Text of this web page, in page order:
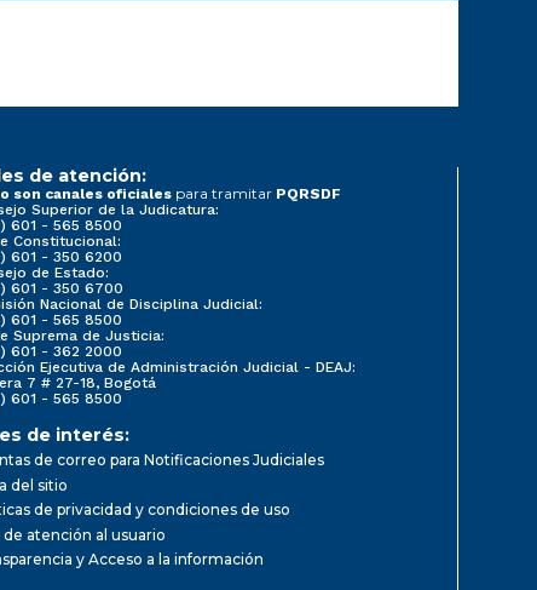
de atención:
son canales oficiales para tramitar PQRSDF
Superior de la Judicatura:
601 - 565 8500
Constitucional:
601 - 350 6200
de Estado:
601 - 350 6700
Nacional de Disciplina Judicial:
601 - 565 8500
Suprema de Justicia:
601 - 362 2000
Ejecutiva de Administración Judicial - DEAJ:
7 # 27-18, Bogotá
601 - 565 8500
de interés:
de correo para Notificaciones Judiciales
del sitio
de privacidad y condiciones de uso
de atención al usuario
y Acceso a la información